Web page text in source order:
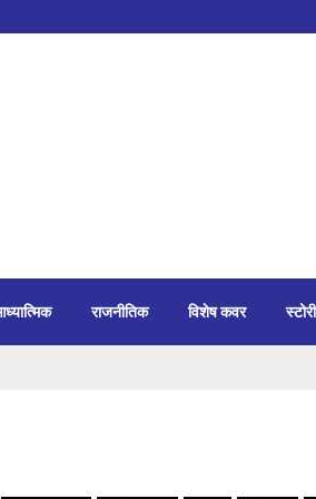
राजनीतिक विशेष कवर स्टोरी